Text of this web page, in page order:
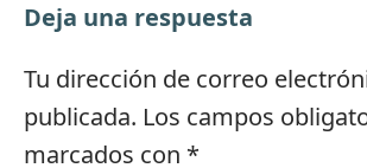
Deja una respuesta
Tu dirección de correo
publicada. Los campos
marcados con *